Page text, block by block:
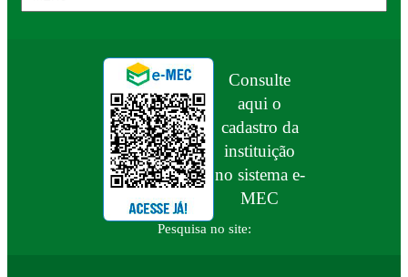
Consulte
aqui o
cadastro da
instituição
no sistema e-
MEC
Pesquisa no site: